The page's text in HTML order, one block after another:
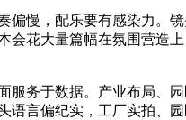
慢，配乐要有感染力。
会花大量篇幅在氛围营造
务于数据。产业布局、
语言偏纪实，工厂实拍、